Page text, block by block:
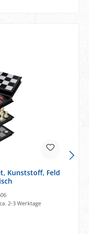
Kunststoff, Feld
2-3 Werktage